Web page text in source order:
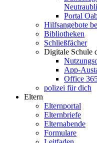
Portal
Hilfsangebote
Bibliotheken
Schließfächer
Digitale Schule
App-
Office
polizei für dich
Eltern
Elternportal
Elternbriefe
Elternabende
Formulare